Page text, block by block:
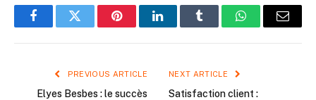
FacebookTwitter PinterestLinkedInTumblr WhatsAppEmail
PREVIOUS ARTICLE
Elyes Besbes : le succès
NEXT ARTICLE
Satisfaction client :